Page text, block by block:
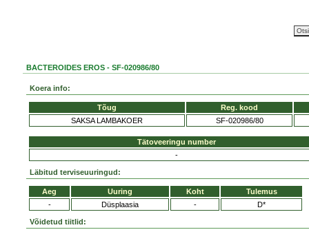
BACTEROIDES EROS - SF-020986/80
Koera info:
Tõug
Reg. kood
SAKSA LAMBAKOER
SF-020986/80
Tätoveeringu number
-
Läbitud terviseuuringud:
Aeg Uuring Koht
Tulemus
-
Düsplaasia - D*
Võidetud tiitlid: